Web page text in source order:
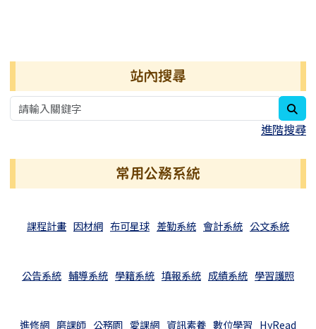
站內搜尋
進階搜尋
常用公務系統
課程計畫 因材網 布可星球 差勤系統 會計系統 公文系統
公告系統 輔導系統 學籍系統 填報系統 成績系統 學習護照
進修網 磨課師 公務園 愛課網 資訊素養 數位學習 HyRead